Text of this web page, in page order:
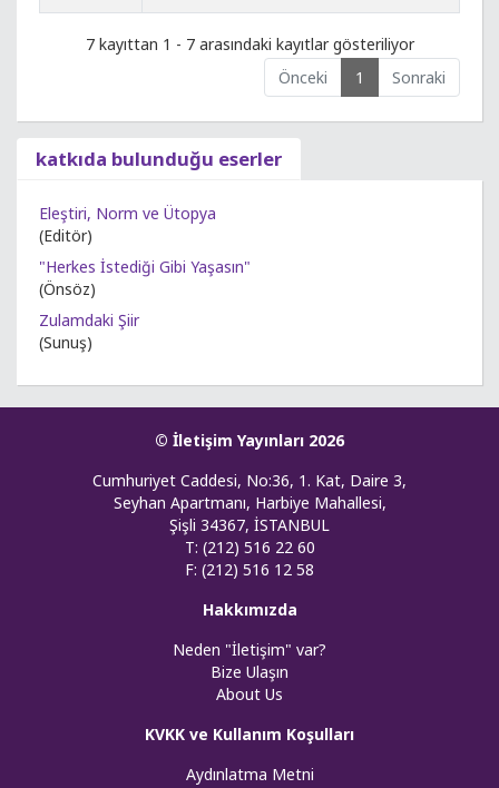
7 kayıttan 1 - 7 arasındaki kayıtlar gösteriliyor
Önceki
1 Sonraki
katkıda bulunduğu eserler
Eleştiri, Norm ve Ütopya
(Editör)
"Herkes İstediği Gibi Yaşasın"
(Önsöz)
Zulamdaki Şiir
(Sunuş)
© İletişim Yayınları 2026
Cumhuriyet Caddesi, No:36, 1. Kat, Daire 3,
Seyhan Apartmanı, Harbiye Mahallesi,
Şişli 34367, İSTANBUL
T: (212) 516 22 60
F: (212) 516 12 58
Hakkımızda
Neden "İletişim" var?
Bize Ulaşın
About Us
KVKK ve Kullanım Koşulları
Aydınlatma Metni